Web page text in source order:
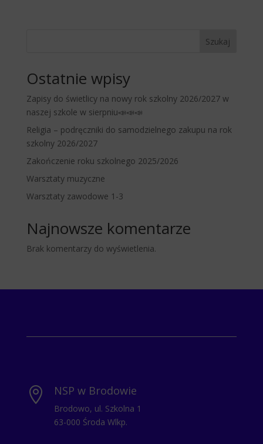
Szukaj
Ostatnie wpisy
Zapisy do świetlicy na nowy rok szkolny 2026/2027 w
naszej szkole w sierpniu📣📣📣
Religia – podręczniki do samodzielnego zakupu na rok
szkolny 2026/2027
Zakończenie roku szkolnego 2025/2026
Warsztaty muzyczne
Warsztaty zawodowe 1-3
Najnowsze komentarze
Brak komentarzy do wyświetlenia.
 NSP w Brodowie
Brodowo, ul. Szkolna 1
63-000 Środa Wlkp.